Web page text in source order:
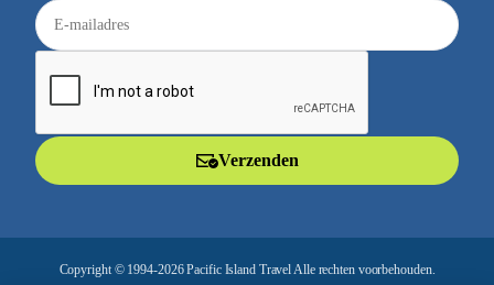
E
-
a
Verzenden
Copyright © 1994-2026 Pacific Island Travel Alle rechten voorbehouden.